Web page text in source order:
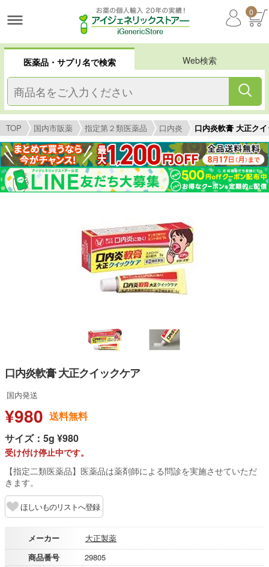
0
医薬品・サプリ名で検索 Web検索
TOP 国内市販薬 指定第２類医薬品 口内炎 口内炎軟膏 大正ク
口内炎軟膏 大正クイックケア
国内発送
¥980 送料無料
サイズ：5g ¥980
受け付け停止中です。
【指定二類医薬品】医薬品は薬剤師による問診を実施させていただ
きます。
ほしいものリストへ登録
メーカー
大正製薬
商品番号
29805